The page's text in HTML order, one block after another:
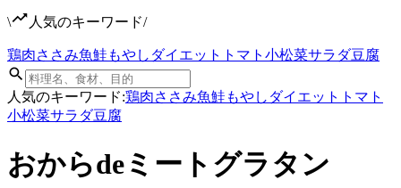
\ 人気のキーワード/
鶏肉ささみ魚鮭 もやし ダイエット トマト 小松菜サラダ豆腐
人気のキーワード:鶏肉ささみ魚鮭 もやし ダイエット トマト
小松菜サラダ豆腐
おからdeミートグラタン